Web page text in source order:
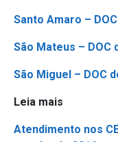
Santo Amaro –
São Mateus – DOC
São Miguel – DOC
Leia mais
Atendimento nos